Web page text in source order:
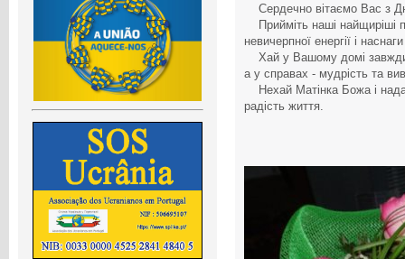
Сердечно вітаємо Вас з
Прийміть наші найщиріші
невичерпної енергії і
Хай у Вашому домі завжди
а у справах - мудрість та
Нехай Матінка Божа і
радість життя.